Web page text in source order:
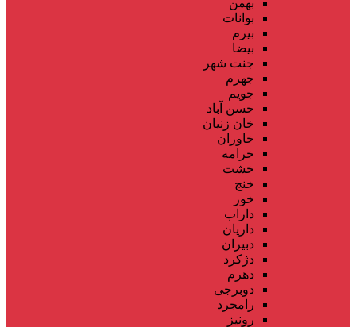
بوانات
بیرم
بیضا
جنت شهر
جهرم
جویم
حسن آباد
خان زنیان
خاوران
خرامه
خشت
خنج
خور
داراب
داریان
دبیران
دژکرد
دهرم
دوبرجی
رامجرد
رونیز